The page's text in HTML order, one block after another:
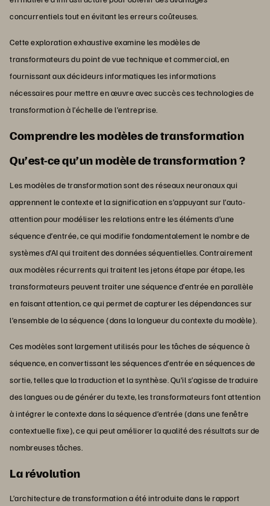
concurrentiels tout en évitant les erreurs coûteuses.
Cette exploration exhaustive examine les modèles de
transformateurs du point de vue technique et commercial, en
fournissant aux décideurs informatiques les informations
nécessaires pour mettre en œuvre avec succès ces technologies de
transformation à l’échelle de l’entreprise.
Comprendre les modèles de transformation
Qu’est-ce qu’un modèle de transformation ?
Les modèles de transformation sont des réseaux neuronaux qui
apprennent le contexte et la signification en s’appuyant sur l’auto-
attention pour modéliser les relations entre les éléments d’une
séquence d’entrée, ce qui modifie fondamentalement le nombre de
systèmes d’AI qui traitent des données séquentielles. Contrairement
aux modèles récurrents qui traitent les jetons étape par étape, les
transformateurs peuvent traiter une séquence d’entrée en parallèle
en faisant attention, ce qui permet de capturer les dépendances sur
l’ensemble de la séquence (dans la longueur du contexte du modèle).
Ces modèles sont largement utilisés pour les tâches de séquence à
séquence, en convertissant les séquences d’entrée en séquences de
sortie, telles que la traduction et la synthèse. Qu’il s’agisse de traduire
des langues ou de générer du texte, les transformateurs font attention
à intégrer le contexte dans la séquence d’entrée (dans une fenêtre
contextuelle fixe), ce qui peut améliorer la qualité des résultats sur de
nombreuses tâches.
La révolution
L’architecture de transformation a été introduite dans le rapport